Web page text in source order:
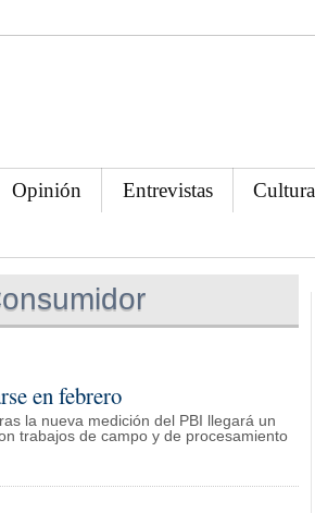
Opinión Entrevistas Cultura
en febrero
la nueva medición del PBI llegará un
trabajos de campo y de procesamiento